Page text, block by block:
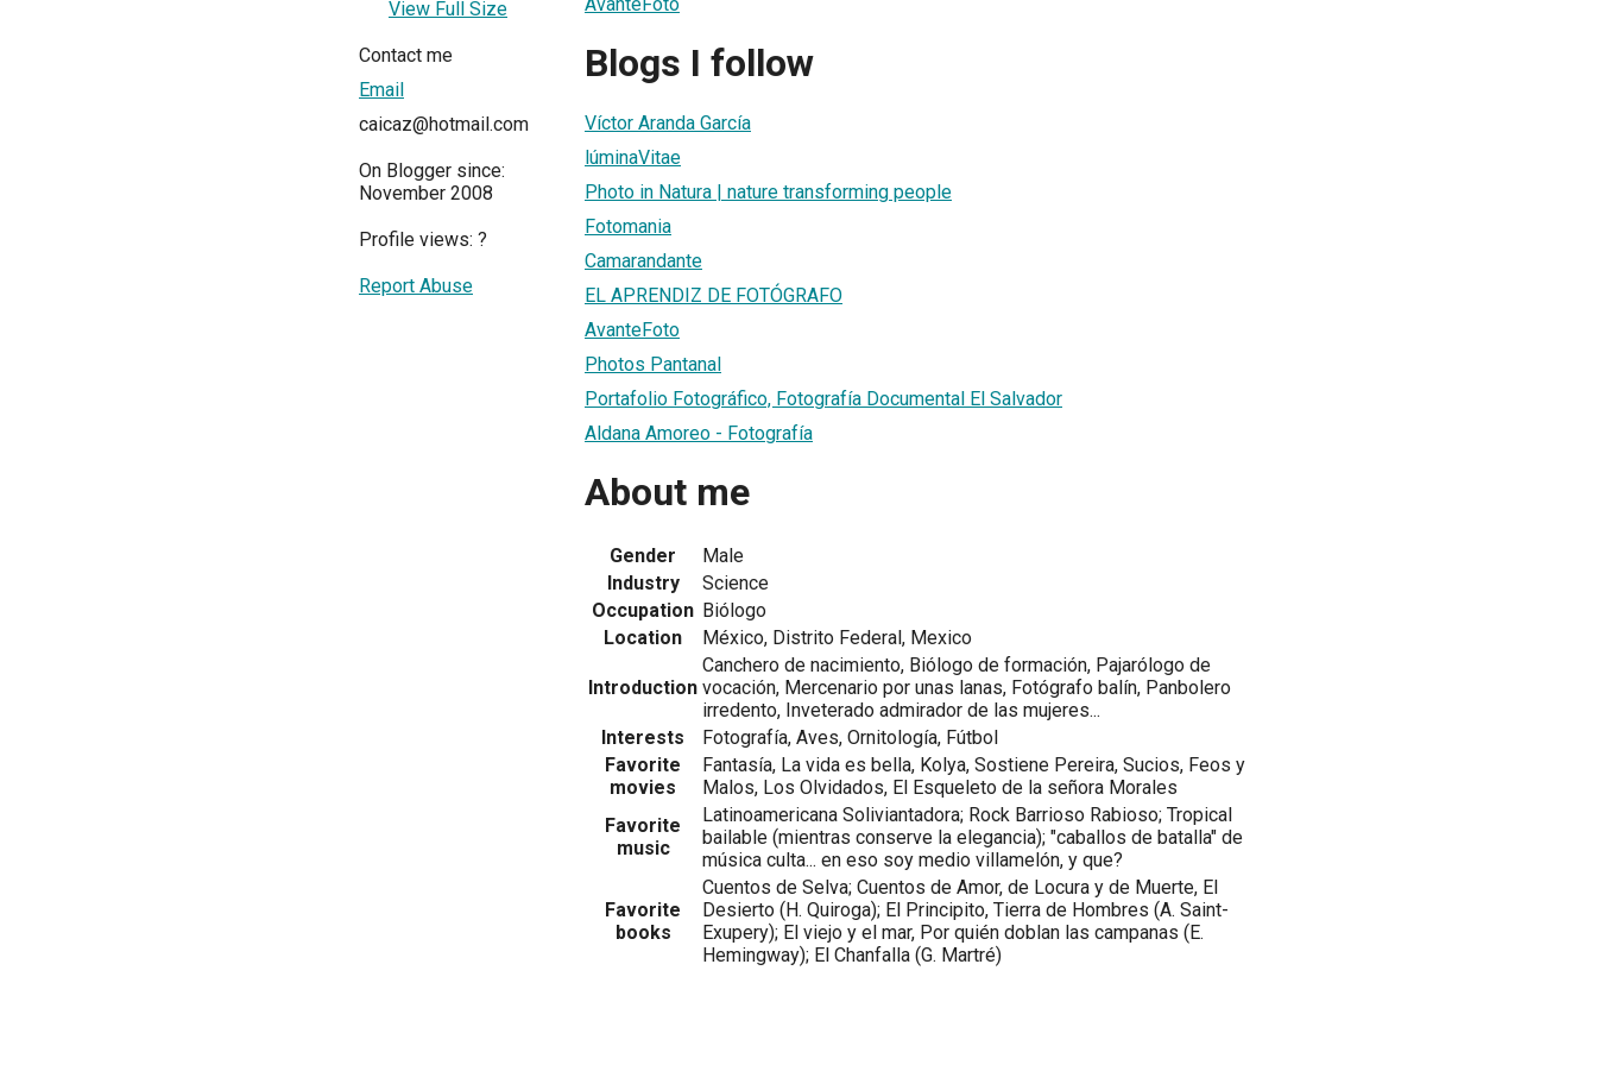
View Full Size
Contact me
Email
caicaz@hotmail.com
On Blogger since:
November 2008
Profile views: ?
Report Abuse
Blogs I follow
Víctor Aranda García
lúminaVitae
Photo in Natura | nature transforming people
Fotomania
Camarandante
EL APRENDIZ DE FOTÓGRAFO
AvanteFoto
Photos Pantanal
Portafolio Fotográfico, Fotografía Documental El Salvador
Aldana Amoreo - Fotografía
About me
Gender
Male
Industry
Science
Occupation Biólogo
Location
México, Distrito Federal, Mexico
Introduction
Canchero de nacimiento, Biólogo de formación, Pajarólogo de
vocación, Mercenario por unas lanas, Fotógrafo balín, Panbolero
irredento, Inveterado admirador de las mujeres...
Interests
Fotografía, Aves, Ornitología, Fútbol
Favorite
movies
Fantasía, La vida es bella, Kolya, Sostiene Pereira, Sucios, Feos y
Malos, Los Olvidados, El Esqueleto de la señora Morales
Favorite
music
Latinoamericana Soliviantadora; Rock Barrioso Rabioso; Tropical
bailable (mientras conserve la elegancia); "caballos de batalla" de
música culta... en eso soy medio villamelón, y que?
Favorite
books
Cuentos de Selva; Cuentos de Amor, de Locura y de Muerte, El
Desierto (H. Quiroga); El Principito, Tierra de Hombres (A. Saint-
Exupery); El viejo y el mar, Por quién doblan las campanas (E.
Hemingway); El Chanfalla (G. Martré)